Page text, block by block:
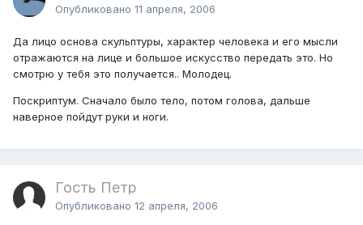
Опубликовано 11 апреля, 2006
Да лицо основа скульптуры, характер человека и его мысли
отражаются на лице и большое искусство передать это. Но
смотрю у тебя это получается.. Молодец.
Поскриптум. Сначало было тело, потом голова, дальше
наверное пойдут руки и ноги.
Гость Петр
Опубликовано 12 апреля, 2006